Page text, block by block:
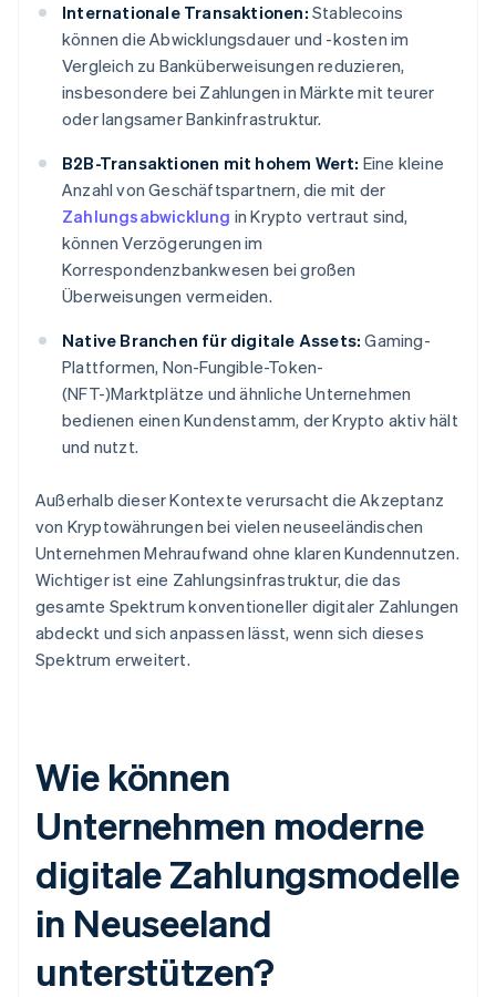
Internationale Transaktionen: Stablecoins
können die Abwicklungsdauer und -kosten im
Vergleich zu Banküberweisungen reduzieren,
insbesondere bei Zahlungen in Märkte mit teurer
oder langsamer Bankinfrastruktur.
B2B-Transaktionen mit hohem Wert: Eine kleine
Anzahl von Geschäftspartnern, die mit der
Zahlungsabwicklung in Krypto vertraut sind,
können Verzögerungen im
Korrespondenzbankwesen bei großen
Überweisungen vermeiden.
Native Branchen für digitale Assets: Gaming-
Plattformen, Non-Fungible-Token-
(NFT-)Marktplätze und ähnliche Unternehmen
bedienen einen Kundenstamm, der Krypto aktiv hält
und nutzt.
Außerhalb dieser Kontexte verursacht die Akzeptanz
von Kryptowährungen bei vielen neuseeländischen
Unternehmen Mehraufwand ohne klaren Kundennutzen.
Wichtiger ist eine Zahlungsinfrastruktur, die das
gesamte Spektrum konventioneller digitaler Zahlungen
abdeckt und sich anpassen lässt, wenn sich dieses
Spektrum erweitert.
Wie können
Unternehmen moderne
digitale Zahlungsmodelle
in Neuseeland
unterstützen?